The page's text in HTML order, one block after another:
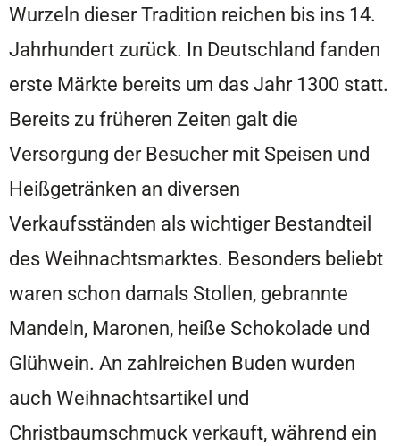
Wurzeln dieser Tradition reichen bis ins 14.
Jahrhundert zurück. In Deutschland fanden
erste Märkte bereits um das Jahr 1300 statt.
Bereits zu früheren Zeiten galt die
Versorgung der Besucher mit Speisen und
Heißgetränken an diversen
Verkaufsständen als wichtiger Bestandteil
des Weihnachtsmarktes. Besonders beliebt
waren schon damals Stollen, gebrannte
Mandeln, Maronen, heiße Schokolade und
Glühwein. An zahlreichen Buden wurden
auch Weihnachtsartikel und
Christbaumschmuck verkauft, während ein